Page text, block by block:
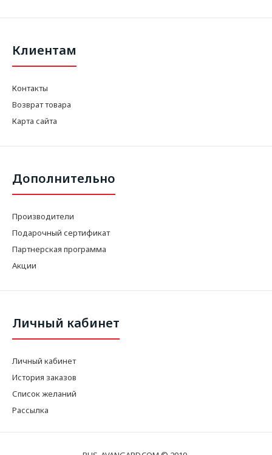
Клиентам
Контакты
Возврат товара
Карта сайта
Дополнительно
Производители
Подарочный сертификат
Партнерская программа
Акции
Личный кабинет
Личный кабинет
История заказов
Список желаний
Рассылка